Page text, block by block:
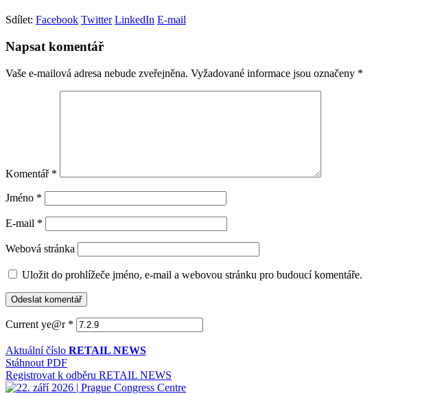
Sdílet: Facebook Twitter LinkedIn E-mail
Napsat komentář
Vaše e-mailová adresa nebude zveřejněna. Vyžadované informace jsou označeny *
Komentář *
Jméno *
E-mail *
Webová stránka
Uložit do prohlížeče jméno, e-mail a webovou stránku pro budoucí komentáře.
Current ye@r *
Aktuální číslo RETAIL NEWS
Stáhnout PDF
Registrovat k odběru RETAIL NEWS